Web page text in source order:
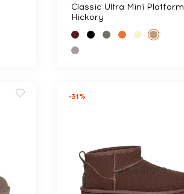
Classic Ultra Mini Platform
Hickory
-31%